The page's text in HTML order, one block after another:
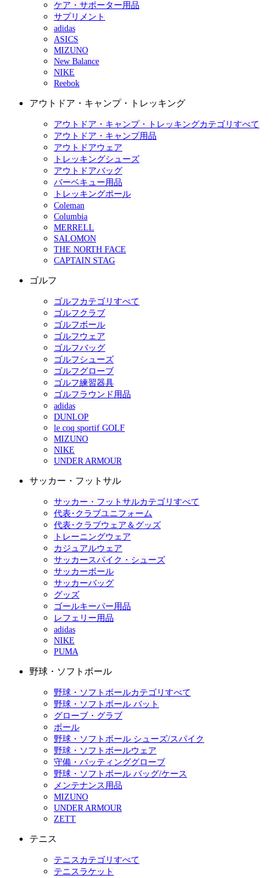
ケア・サポーター用品
サプリメント
adidas
ASICS
MIZUNO
New Balance
NIKE
Reebok
アウトドア・キャンプ・トレッキング
アウトドア・キャンプ・トレッキングカテゴリすべて
アウトドア・キャンプ用品
アウトドアウェア
トレッキングシューズ
アウトドアバッグ
バーベキュー用品
トレッキングポール
Coleman
Columbia
MERRELL
SALOMON
THE NORTH FACE
CAPTAIN STAG
ゴルフ
ゴルフカテゴリすべて
ゴルフクラブ
ゴルフボール
ゴルフウェア
ゴルフバッグ
ゴルフシューズ
ゴルフグローブ
ゴルフ練習器具
ゴルフラウンド用品
adidas
DUNLOP
le coq sportif GOLF
MIZUNO
NIKE
UNDER ARMOUR
サッカー・フットサル
サッカー・フットサルカテゴリすべて
代表･クラブユニフォーム
代表･クラブウェア＆グッズ
トレーニングウェア
カジュアルウェア
サッカースパイク・シューズ
サッカーボール
サッカーバッグ
グッズ
ゴールキーパー用品
レフェリー用品
adidas
NIKE
PUMA
野球・ソフトボール
野球・ソフトボールカテゴリすべて
野球・ソフトボール バット
グローブ・グラブ
ボール
野球・ソフトボール シューズ/スパイク
野球・ソフトボールウェア
守備・バッティンググローブ
野球・ソフトボール バッグ/ケース
メンテナンス用品
MIZUNO
UNDER ARMOUR
ZETT
テニス
テニスカテゴリすべて
テニスラケット